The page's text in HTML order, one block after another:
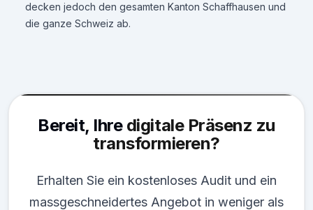
decken jedoch den gesamten Kanton Schaffhausen und
die ganze Schweiz ab.
Bereit, Ihre digitale Präsenz zu
transformieren?
Erhalten Sie ein kostenloses Audit und ein
massgeschneidertes Angebot in weniger als